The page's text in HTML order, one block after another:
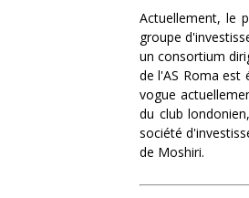
Actuellement, le
groupe
un consortium
de l'AS Roma est
vogue
du club londonien,
société
de Moshiri.